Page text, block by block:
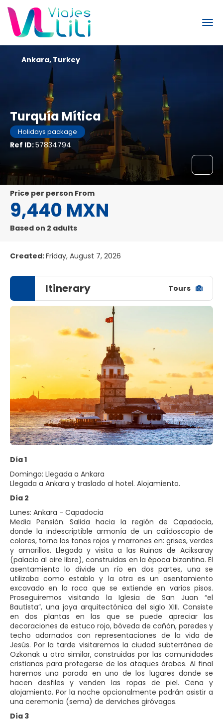
Turquía Mítica
Holidays package
Ref ID:57834794
Ankara, Turkey
price per person From
9,440 MXN
Based on 2 adults
Created:Friday, August 7, 2026
Itinerary Tours
Día 1
Domingo: Llegada a Ankara
Llegada a Ankara y traslado al hotel. Alojamiento.
Día 2
Lunes: Ankara - Capadocia
Media Pensión. Salida hacia la región de Capadocia,
donde la indescriptible armonía de un calidoscopio de
colores, torna los tonos rojos y marrones en: grises, verdes
y amarillos. Llegada y visita a las Ruinas de Aciksaray
(palacio al aire libre), construidas en la época bizantina. El
asentamiento lo divide un río en dos partes, una se
utilizaba como establo y la otra es un asentamiento
excavado en la roca que se extiende en varios pisos.
Proseguiremos visitando la Iglesia de San Juan “el
Bautista”, una joya arquitectónica del siglo XIII. Consiste
en dos plantas en las que se puede apreciar las
decoraciones de estuco rojo, bóveda de cañón, paredes y
techo adornados con representaciones de la vida de
Jesús. Por la tarde visitaremos la ciudad subterránea de
Ozkonak u otra similar, construidas por las comunidades
cristianas para protegerse de los ataques árabes. Al final
haremos una parada en uno de los lugares donde se
hacen desfiles y venden las ropas de piel. Cena y
alojamiento. Por la noche opcionalmente podrán asistir a
una ceremonia (sema) de derviches giróvagos.
Día 3